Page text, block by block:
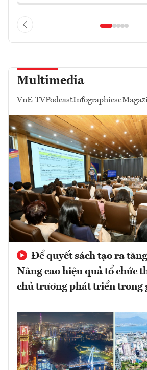
Multimedia
VnE TVPodcastInfographics
Để quyết sách tạo ra
Nâng cao hiệu quả tổ chức
chủ trương phát triển trong